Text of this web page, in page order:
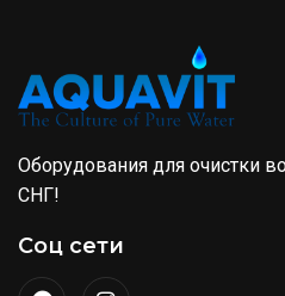
Оборудования для очистки
СНГ!
Соц сети